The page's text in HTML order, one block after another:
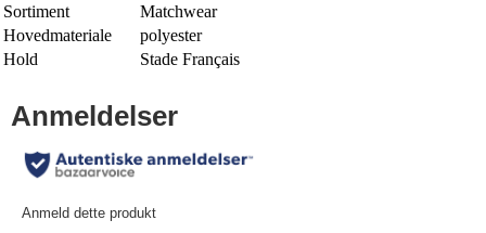
Sortiment
Matchwear
Hovedmateriale
polyester
Hold
Stade Français